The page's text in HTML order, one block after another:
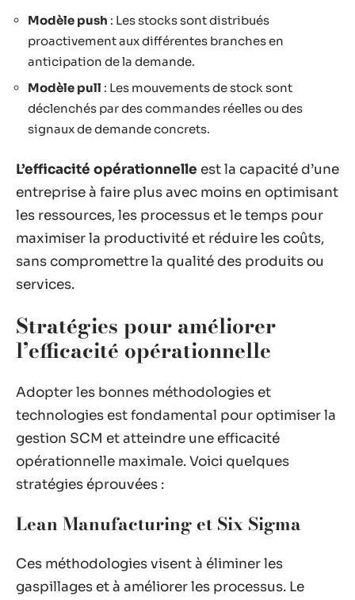
Modèle push : Les stocks sont distribués
proactivement aux différentes branches en
anticipation de la demande.
Modèle pull : Les mouvements de stock sont
déclenchés par des commandes réelles ou des
signaux de demande concrets.
L’efficacité opérationnelle est la capacité d’une
entreprise à faire plus avec moins en optimisant
les ressources, les processus et le temps pour
maximiser la productivité et réduire les coûts,
sans compromettre la qualité des produits ou
services.
Stratégies pour améliorer
l’efficacité opérationnelle
Adopter les bonnes méthodologies et
technologies est fondamental pour optimiser la
gestion SCM et atteindre une efficacité
opérationnelle maximale. Voici quelques
stratégies éprouvées :
Lean Manufacturing et Six Sigma
Ces méthodologies visent à éliminer les
gaspillages et à améliorer les processus. Le